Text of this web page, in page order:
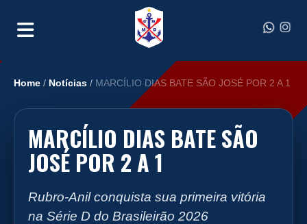
Home / Notícias / MARCÍLIO DIAS BATE SÃO JOSÉ POR 2 A 1
MARCÍLIO DIAS BATE SÃO
JOSÉ POR 2 A 1
Rubro-Anil conquista sua primeira vitória
na Série D do Brasileirão 2026